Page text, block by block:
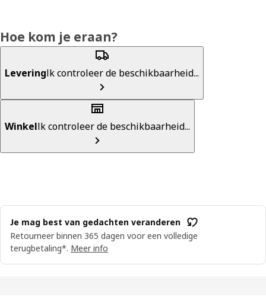
Hoe kom je eraan?
LeveringIk controleer de beschikbaarheid...
WinkelIk controleer de beschikbaarheid...
Je mag best van gedachten veranderen
Retourneer binnen 365 dagen voor een volledige
terugbetaling*. Meer info